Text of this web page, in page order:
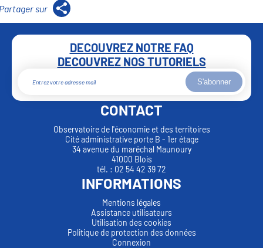
DECOUVREZ NOTRE FAQ
DECOUVREZ NOS TUTORIELS
S'abonner
CONTACT
Observatoire de l'économie et des territoires
Cité administrative porte B - 1er étage
34 avenue du maréchal Maunoury
41000 Blois
tél. : 02 54 42 39 72
INFORMATIONS
Mentions légales
Assistance utilisateurs
Utilisation des cookies
Politique de protection des données
Connexion